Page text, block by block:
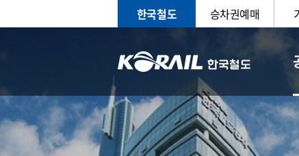
한국철도 승차권예매
CEO 일반